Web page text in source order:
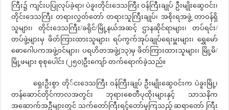
ကြီး၌ ကျင်းပပြုလုပ်ခဲ့ရာ၊ ပဲခူးတိုင်းဒေသကြီး ဝန်ကြီးချုပ် ဦးမျိုးဆွေဝင်း၊
တိုင်းဒေသကြီး တရားလွှတ်တော် တရားသူကြီးချုပ်၊ အစိုးရအဖွဲ့ တာဝန်ရှိ
သူများ၊ တိုင်းဒေသကြီး/ခရိုင်/မြို့နယ်အဆင့် ဌာနဆိုင်ရာများ၊ တပ်ရင်း/
တပ်ဖွဲ့များမှ ဖိတ်ကြားထားသူများ၊ ရပ်ကွက်အုပ်ချုပ်ရေးမှူးများ၊ ရွှေမော်
ဓောဂေါပကအဖွဲ့ဝင်များ၊ ပရဟိတအဖွဲ့(၁၃)မှ ဖိတ်ကြားထားသူများ၊ မြို့မိ/
မြို့ဖများ စုစုပေါင်း (၂၅၀)ဦးကျော် တက်ရောက်ခဲ့သည်။
ရှေးဦးစွာ တို်ငးဒေသကြီး ဝန်ကြီးချုပ် ဦးမျိုးဆွေဝင်းက ပဲခူးမြို့၊
တန်ဆောင်တိုင်ကာလအတွင်း ဘုရားစေတီပုထိုးများနှင့် သာသနိက
အဆောက်အဦများတွင် သက်တော်ကြီးရင့်တော်မူကြသည့် ဆရာတော် ကြီး